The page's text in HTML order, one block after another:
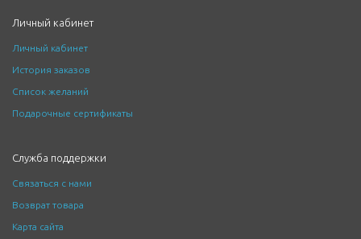
Личный кабинет
Личный кабинет
История заказов
Список желаний
Подарочные сертификаты
Служба поддержки
Связаться с нами
Возврат товара
Карта сайта